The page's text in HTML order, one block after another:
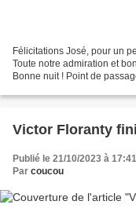
Félicitations José, pour un
Toute notre admiration et
Bonne nuit ! Point de
Victor Floranty
Publié le 21/10/2023 à 17:41
Par coucou